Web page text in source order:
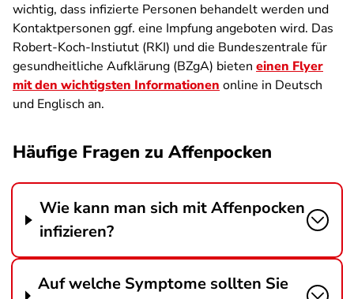
wichtig, dass infizierte Personen behandelt werden und
Kontaktpersonen ggf. eine Impfung angeboten wird. Das
Robert-Koch-Instiutut (RKI) und die Bundeszentrale für
gesundheitliche Aufklärung (BZgA) bieten einen Flyer
mit den wichtigsten Informationen online in Deutsch
und Englisch an.
Häufige Fragen zu Affenpocken
Wie kann man sich mit Affenpocken
infizieren?
Auf welche Symptome sollten Sie